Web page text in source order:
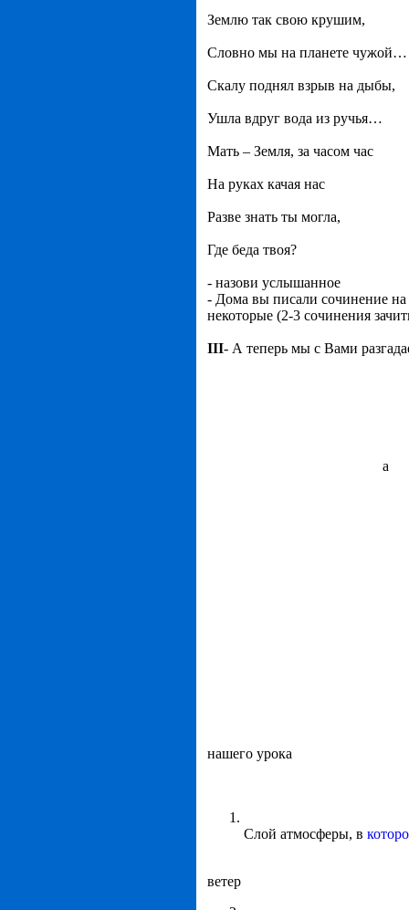
Землю так свою крушим,
Словно мы на планете чужой…
Скалу поднял взрыв на дыбы,
Ушла вдруг вода из ручья…
Мать – Земля, за часом час
На руках качая нас
Разве знать ты могла,
Где беда твоя?
- назови услышанное
- Дома вы писали сочинение
некоторые (2-3 сочинения
III- А теперь мы с Вами
а
нашего урока
Слой атмосферы, в
ветер